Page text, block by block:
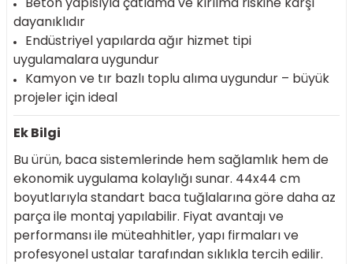
dayanıklıdır
Endüstriyel yapılarda ağır hizmet tipi
uygulamalara uygundur
Kamyon ve tır bazlı toplu alıma uygundur – büyük
projeler için ideal
Ek Bilgi
Bu ürün, baca sistemlerinde hem sağlamlık hem de
ekonomik uygulama kolaylığı sunar. 44x44 cm
boyutlarıyla standart baca tuğlalarına göre daha az
parça ile montaj yapılabilir. Fiyat avantajı ve
performansı ile müteahhitler, yapı firmaları ve
profesyonel ustalar tarafından sıklıkla tercih edilir.